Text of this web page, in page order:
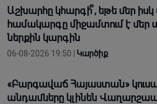
Աշխարհը կհարգի՞, եթե մեր
համակարգը միջամտում է մեր
ներքին կարգին
06-08-2026 19:50 | Կարծիք
«Բարգավաճ Հայաստան»
անդամները կլինեն